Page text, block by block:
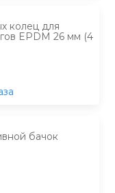
колец для
EPDM 26 мм (4
бачок